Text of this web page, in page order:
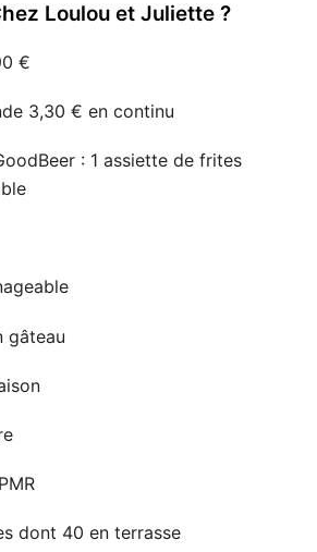
Loulou et Juliette ?
€
3,30 € en continu
: 1 assiette de frites
gâteau
dont 40 en terrasse